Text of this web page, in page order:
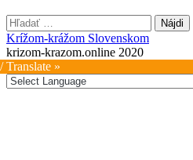
Hľadať:
Krížom-krážom Slovenskom
krizom-krazom.online 2020
Translate »